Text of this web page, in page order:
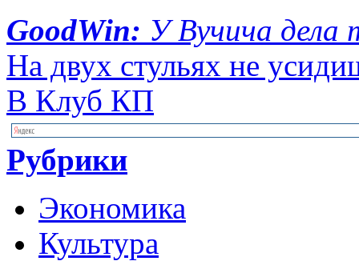
GoodWin: У Вучича дела
На двух стульях не
В Клуб КП
Рубрики
Экономика
Культура